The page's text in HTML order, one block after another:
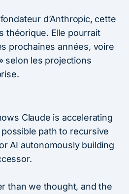
d’Anthropic, cette
théorique. Elle pourrait
prochaines années, voire
selon les projections
Claude is accelerating
path to recursive
AI autonomously building
than we thought, and the